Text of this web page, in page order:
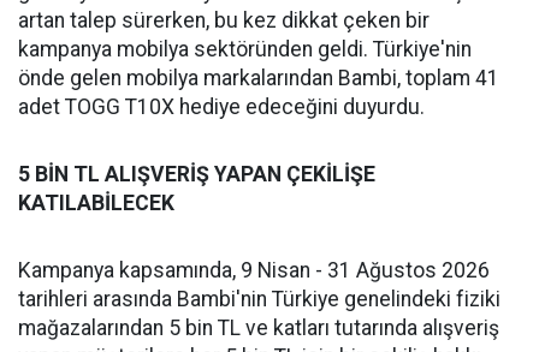
artan talep sürerken, bu kez dikkat çeken bir
kampanya mobilya sektöründen geldi. Türkiye'nin
önde gelen mobilya markalarından Bambi, toplam 41
adet TOGG T10X hediye edeceğini duyurdu.
5 BİN TL ALIŞVERİŞ YAPAN ÇEKİLİŞE
KATILABİLECEK
Kampanya kapsamında, 9 Nisan - 31 Ağustos 2026
tarihleri arasında Bambi'nin Türkiye genelindeki fiziki
mağazalarından 5 bin TL ve katları tutarında alışveriş